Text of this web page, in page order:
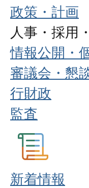
政策・計画
人事・採用
情報公開・
審議会・懇
行財政
監査
新着情報